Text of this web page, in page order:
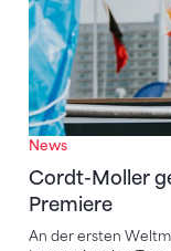
News
Cordt-Moller
Premiere
An der ersten